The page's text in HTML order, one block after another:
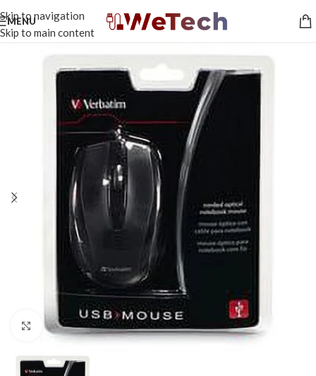
Skip to navigation
Skip to main content
MENU
Click to enlarge